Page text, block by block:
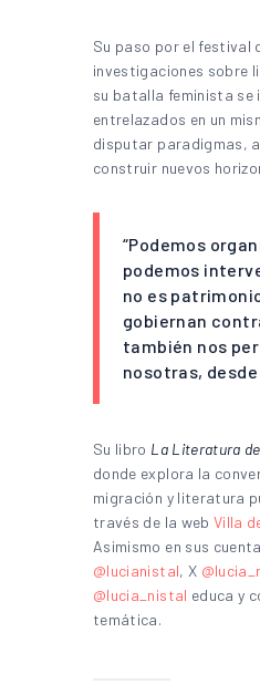
Su paso por el festival
investigaciones sobre
su batalla feminista se
entrelazados en un
disputar paradigmas,
construir nuevos
“Podemos
podemos
no es
gobiernan
también nos
nosotras, desde
Su libro La Literatura
donde explora la
migración y literatura
través de la web Villa
Asimismo en sus
@lucianistal, X
@lucia_nistal educa y
temática.